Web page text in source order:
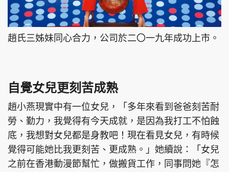
趙氏三姊妹同心合力，公司於二〇一九年成功上市。
自覺女兒更刻苦成熟
趙小燕現實中有一位女兒，「多年來看到爸爸刻苦耐
勞、勤力，我覺得有今天成就，是因為我打工不怕蝕
底，我想對女兒都是身教吧！現在看見女兒，有時候
覺得可能她比我更刻苦、更成熟。」她續說：「女兒
之前在香港動漫節幫忙，做搬貨工作，同事問她『怎